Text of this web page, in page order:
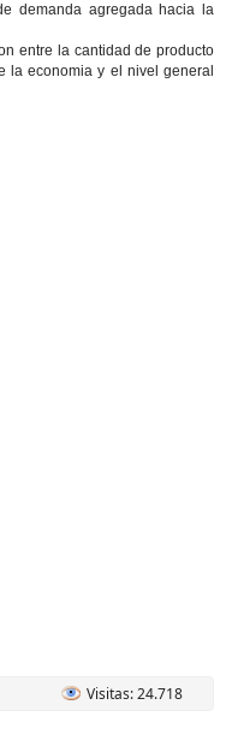
demanda agregada hacia la
entre la cantidad de producto
la economia y el nivel general
Visitas: 24.718